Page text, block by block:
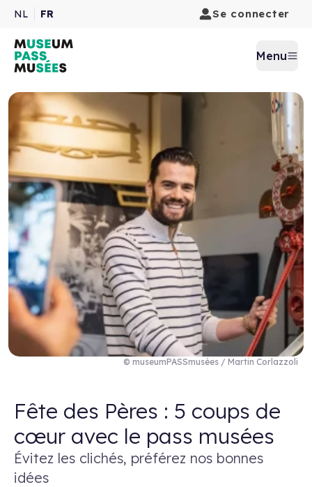
NL FR Se connecter
Menu
© museumPASSmusées / Martin Corlazzoli
Fête des Pères : 5 coups de
cœur avec le pass musées
Évitez les clichés, préférez nos bonnes
idées